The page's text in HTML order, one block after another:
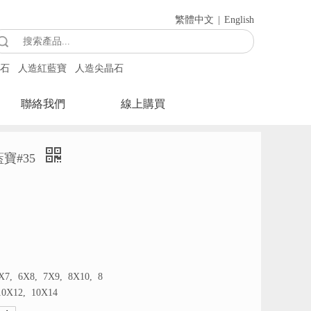
繁體中文 English
人造紅藍寶 人造尖晶石
聯絡我們 線上購買
#35
6X8, 7X9, 8X10, 8
10X14